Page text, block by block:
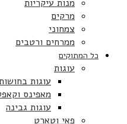
מנות עיקריות
מרקים
צמחוני
ממרחים ורטבים
כל המתוקים
עוגות
עוגות
מאפינס
עוגות גבינה
פאי וטארט